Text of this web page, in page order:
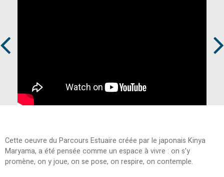
Cette oeuvre du Parcours Estuaire créée par le japonais Kinya
Maryama, a été pensée comme un espace à vivre : on s’y
promène, on y joue, on se pose, on respire, on contemple.